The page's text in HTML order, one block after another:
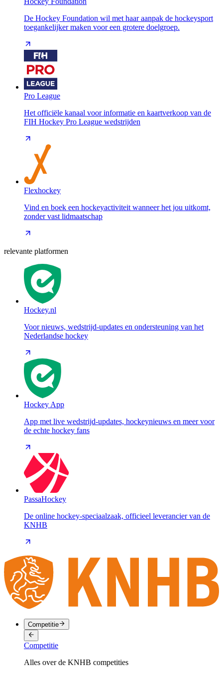
De Hockey Foundation wil met haar aanpak de hockeysport
toegankelijker maken voor een grotere doelgroep.
Pro League
Het officiële kanaal voor informatie en kaartverkoop van de
FIH Hockey Pro League wedstrijden
Flexhockey
Vind en boek een hockeyactiviteit wanneer het jou uitkomt,
zonder vast lidmaatschap
relevante platformen
Hockey.nl
Voor nieuws, wedstrijd-updates en ondersteuning van het
Nederlandse hockey
Hockey App
App met live wedstrijd-updates, hockeynieuws en meer voor
de echte hockey fans
PassaHockey
De online hockey-speciaalzaak, officieel leverancier van de
KNHB
Competitie
Competitie
Alles over de KNHB competities